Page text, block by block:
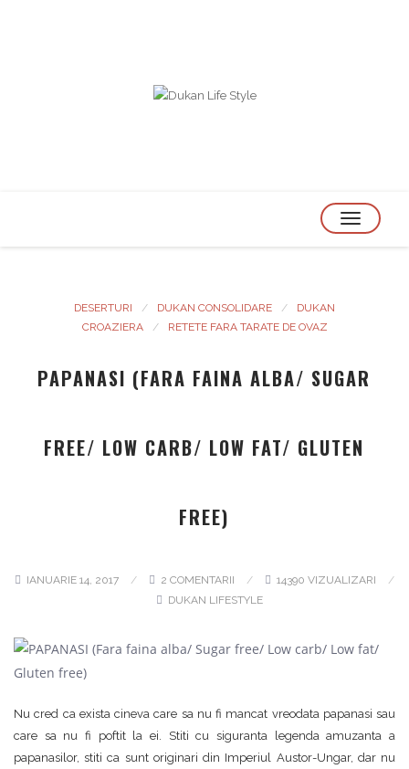
TOGGLE
DESERTURI DUKAN CONSOLIDARE
DUKAN
CROAZIERA
RETETE FARA TARATE DE OVAZ
PAPANASI (FARA FAINA ALBA/ SUGAR
FREE/ LOW CARB/ LOW FAT/ GLUTEN
FREE)
IANUARIE 14, 2017 2 COMENTARII
14390 VIZUALIZARI
DUKAN LIFESTYLE
Nu cred ca exista cineva care sa nu fi mancat vreodata papanasi sau
care sa nu fi poftit la ei. Stiti cu siguranta legenda amuzanta a
papanasilor, stiti ca sunt originari din Imperiul Austor-Ungar, dar nu